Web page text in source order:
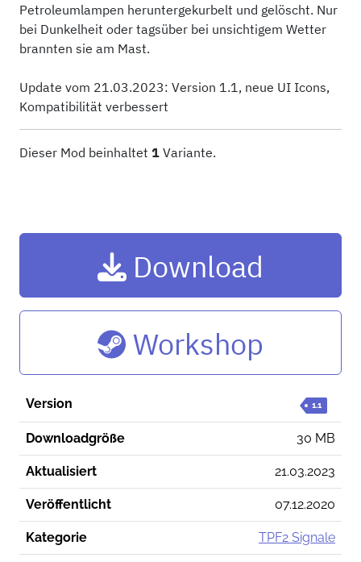
Petroleumlampen heruntergekurbelt und gelöscht. Nur
bei Dunkelheit oder tagsüber bei unsichtigem Wetter
brannten sie am Mast.
Update vom 21.03.2023: Version 1.1, neue UI Icons,
Kompatibilität verbessert
Dieser Mod beinhaltet 1 Variante.
Download
Workshop
Version 1.1
Downloadgröße 30 MB
Aktualisiert 21.03.2023
Veröffentlicht 07.12.2020
Kategorie TPF2 Signale